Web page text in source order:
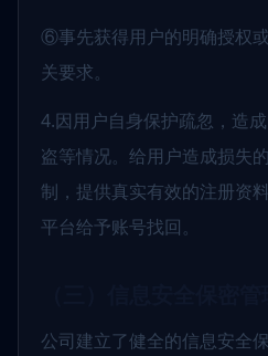
⑥事先获得用户的明确授权
关要求。
4.因用户自身保护疏忽，造
盗等情况。给用户造成损失
制，提供真实有效的注册资
平台给予账号找回。
公司建立了健全的信息安全